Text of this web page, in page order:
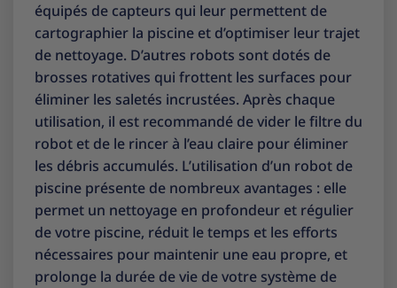
équipés de capteurs qui leur permettent de
cartographier la piscine et d’optimiser leur trajet
de nettoyage. D’autres robots sont dotés de
brosses rotatives qui frottent les surfaces pour
éliminer les saletés incrustées. Après chaque
utilisation, il est recommandé de vider le filtre du
robot et de le rincer à l’eau claire pour éliminer
les débris accumulés. L’utilisation d’un robot de
piscine présente de nombreux avantages : elle
permet un nettoyage en profondeur et régulier
de votre piscine, réduit le temps et les efforts
nécessaires pour maintenir une eau propre, et
prolonge la durée de vie de votre système de